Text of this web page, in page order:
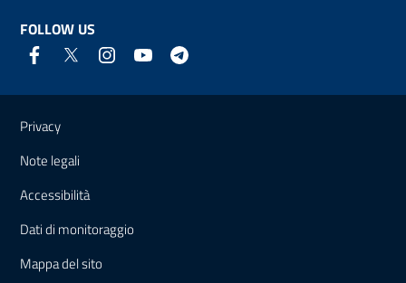
FOLLOW US
Useful links and information
Privacy
Note legali
Accessibilità
Dati di monitoraggio
Mappa del sito